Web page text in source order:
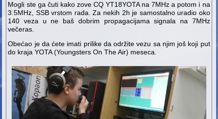
Mogli ste ga čuti kako zove CQ YT18YOTA na 7MHz a potom i na
3.5MHz, SSB vrstom rada. Za nekih 2h je samostalno uradio oko
140 veza u ne baš dobrim propagacijama signala na 7MHz
večeras.
Obećao je da ćete imati prilike da održite vezu sa njim još koji put
do kraja YOTA (Youngsters On The Air) meseca.